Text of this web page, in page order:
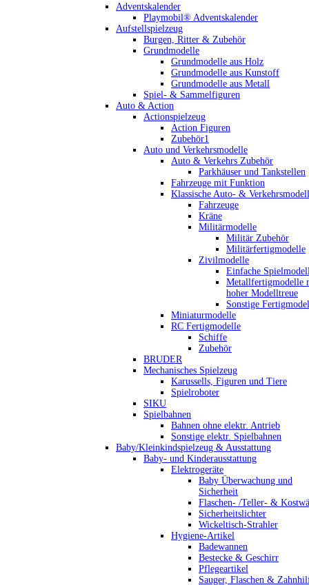
Adventskalender
Playmobil® Adventskalender
Aufstellspielzeug
Burgen, Ritter & Zubehör
Grundmodelle
Grundmodelle aus Holz
Grundmodelle aus Kunstoff
Grundmodelle aus Metall
Spiel- & Sammelfiguren
Auto & Action
Actionspielzeug
Action Figuren
Zubehör1
Auto und Verkehrsmodelle
Auto & Verkehrs Zubehör
Parkhäuser und Tankstellen
Fahrzeuge mit Funktion
Klassische Auto- &
Fahrzeuge
Kräne
Militärmodelle
Militär Zubehör
Militärfertigmodelle
Zivilmodelle
Einfache
Metallfertigmodelle
hoher Modelltreue
Sonstige
Miniaturmodelle
RC Fertigmodelle
Schiffe
Zubehör
BRUDER
Mechanisches Spielzeug
Karussells, Figuren und Tiere
Spielroboter
SIKU
Spielbahnen
Bahnen ohne elektr. Antrieb
Sonstige elektr. Spielbahnen
Baby/Kleinkindspielzeug & Ausstattung
Baby- und Kinderausstattung
Elektrogeräte
Baby Überwachung und
Sicherheit
Flaschen- /Teller- &
Sicherheitslichter
Wickeltisch-Strahler
Hygiene-Artikel
Badewannen
Bestecke & Geschirr
Pflegeartikel
Sauger, Flaschen &